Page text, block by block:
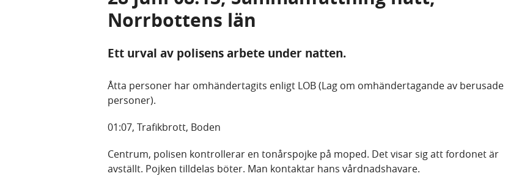
Norrbottens län
Ett urval av polisens arbete under natten.
Åtta personer har omhändertagits enligt LOB (Lag om omhändertagande av berusade
personer).
01:07, Trafikbrott, Boden
Centrum, polisen kontrollerar en tonårspojke på moped. Det visar sig att fordonet är
avställt. Pojken tilldelas böter. Man kontaktar hans vårdnadshavare.